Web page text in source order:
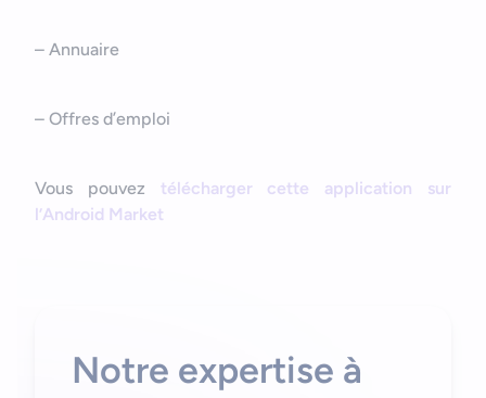
– Annuaire
– Offres d’emploi
Vous pouvez télécharger cette application sur
l’Android Market
Notre expertise à
Bonjour
Bonjour, je suis Zel, votre assistant. Comment puis-je vous
aider ?